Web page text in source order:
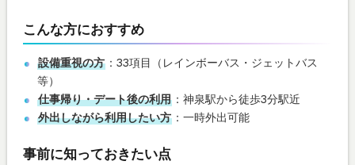
こんな方におすすめ
設備重視の方 ：33項目（レインボーバス・ジェットバス
等）
仕事帰り・デート後の利用 ：神泉駅から徒歩3分駅近
外出しながら利用したい方 ：一時外出可能
事前に知っておきたい点